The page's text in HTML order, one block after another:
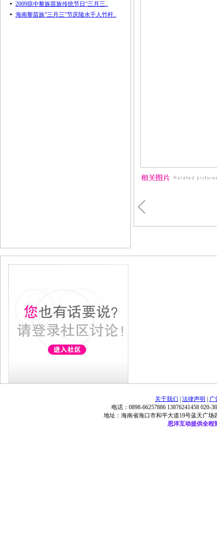
2009琼中黎族苗族传统节日“三月三..
海南黎苗族“三月三”节庆陵水千人竹杆..
关于我们 法律声明
广
电话：0898-66257886 13876241458 020-
地址：海南省海口市和平大道19号蓝天广场
思洋互动提供全程